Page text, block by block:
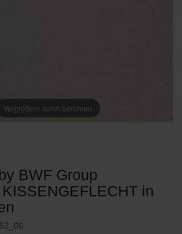
Vergrößern durch berühren
BWF Group
in